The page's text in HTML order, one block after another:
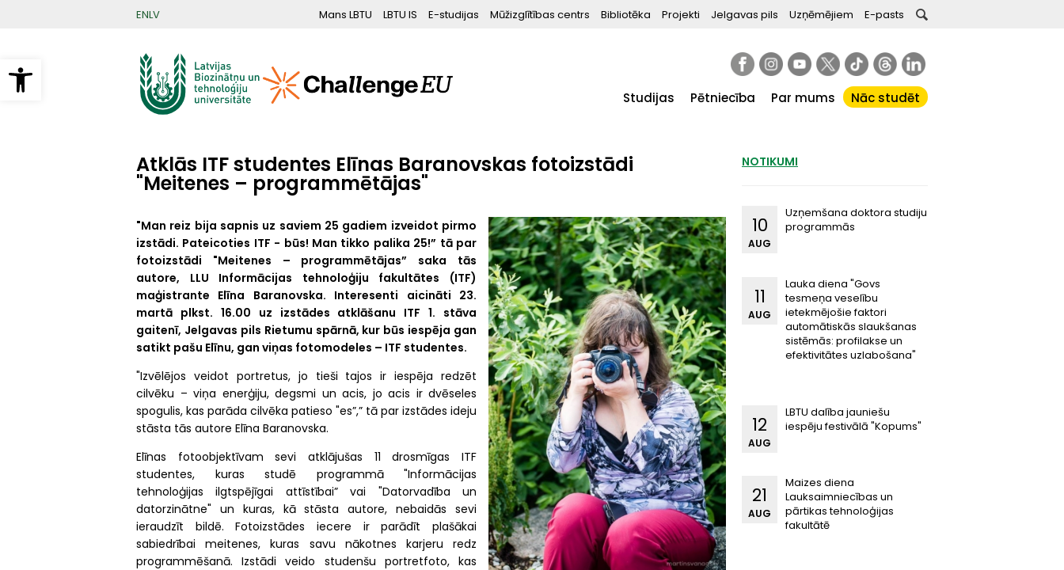
Open toolbar
ENLV Mans LBTU LBTU IS E-studijas Mūžizglītības centrs Bibliotēka Projekti Jelgavas pils Uzņēmējiem E-pasts
Studijas Pētniecība Par mums Nāc studēt
Atklās ITF studentes Elīnas Baranovskas fotoizstādi
"Meitenes – programmētājas"
"Man reiz bija sapnis uz saviem 25 gadiem izveidot pirmo
izstādi. Pateicoties ITF - būs! Man tikko palika 25!” tā par
fotoizstādi "Meitenes – programmētājas” saka tās
autore, LLU Informācijas tehnoloģiju fakultātes (ITF)
maģistrante Elīna Baranovska. Interesenti aicināti 23.
martā plkst. 16.00 uz izstādes atklāšanu ITF 1. stāva
gaitenī, Jelgavas pils Rietumu spārnā, kur būs iespēja gan
satikt pašu Elīnu, gan viņas fotomodeles – ITF studentes.
"Izvēlējos veidot portretus, jo tieši tajos ir iespēja redzēt
cilvēku – viņa enerģiju, degsmi un acis, jo acis ir dvēseles
spogulis, kas parāda cilvēka patieso "es”,” tā par izstādes ideju
stāsta tās autore Elīna Baranovska.
Elīnas fotoobjektīvam sevi atklājušas 11 drosmīgas ITF
studentes, kuras studē programmā "Informācijas
tehnoloģijas ilgtspējīgai attīstībai” vai "Datorvadība un
datorzinātne" un kuras, kā stāsta autore, nebaidās sevi
ieraudzīt bildē. Fotoizstādes iecere ir parādīt plašākai
sabiedrībai meitenes, kuras savu nākotnes karjeru redz
programmēšanā. Izstādi veido studenšu portretfoto, kas
NOTIKUMI
Uzņemšana doktora studiju
programmās
10
AUG
Lauka diena "Govs
tesmeņa veselību
ietekmējošie faktori
automātiskās slaukšanas
sistēmās: profilakse un
efektivitātes uzlabošana"
11
AUG
LBTU dalība jauniešu
iespēju festivālā "Kopums"
12
AUG
Maizes diena
Lauksaimniecības un
pārtikas tehnoloģijas
fakultātē
21
AUG